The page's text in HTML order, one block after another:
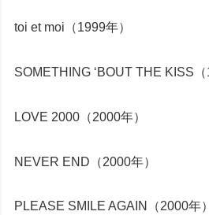
toi et moi（1999年）
SOMETHING ‘BOUT THE KISS（
LOVE 2000（2000年）
NEVER END（2000年）
PLEASE SMILE AGAIN（2000年）